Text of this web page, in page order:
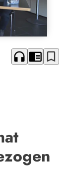
headphones chrome_reader_mode bookmark_border